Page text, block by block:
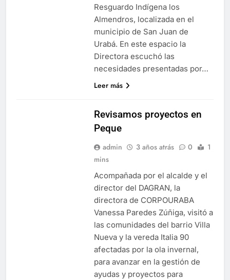
Resguardo Indígena los
Almendros, localizada en el
municipio de San Juan de
Urabá. En este espacio la
Directora escuchó las
necesidades presentadas por…
Leer más
Revisamos proyectos en
Peque
admin 3 años atrás 0
1
mins
Acompañada por el alcalde y el
director del DAGRAN, la
directora de CORPOURABA
Vanessa Paredes Zúñiga, visitó a
las comunidades del barrio Villa
Nueva y la vereda Italia 90
afectadas por la ola invernal,
para avanzar en la gestión de
ayudas y proyectos para